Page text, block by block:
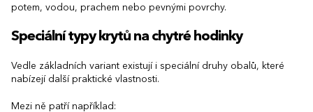
potem, vodou, prachem nebo pevnými povrchy.
Speciální typy krytů na chytré hodinky
Vedle základních variant existují i speciální druhy obalů, které
nabízejí další praktické vlastnosti.
Mezi ně patří například: